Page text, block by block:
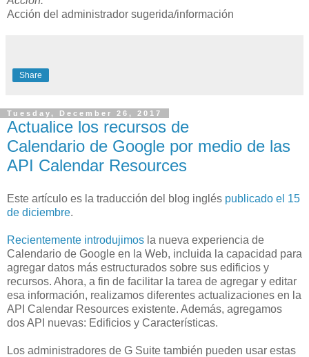
Acción del administrador sugerida/información
Share
Tuesday, December 26, 2017
Actualice los recursos de
Calendario de Google por medio de las
API Calendar Resources
Este artículo es la traducción del blog inglés publicado el 15
de diciembre.
Recientemente introdujimos la nueva experiencia de
Calendario de Google en la Web, incluida la capacidad para
agregar datos más estructurados sobre sus edificios y
recursos. Ahora, a fin de facilitar la tarea de agregar y editar
esa información, realizamos diferentes actualizaciones en la
API Calendar Resources existente. Además, agregamos
dos API nuevas: Edificios y Características.
Los administradores de G Suite también pueden usar estas